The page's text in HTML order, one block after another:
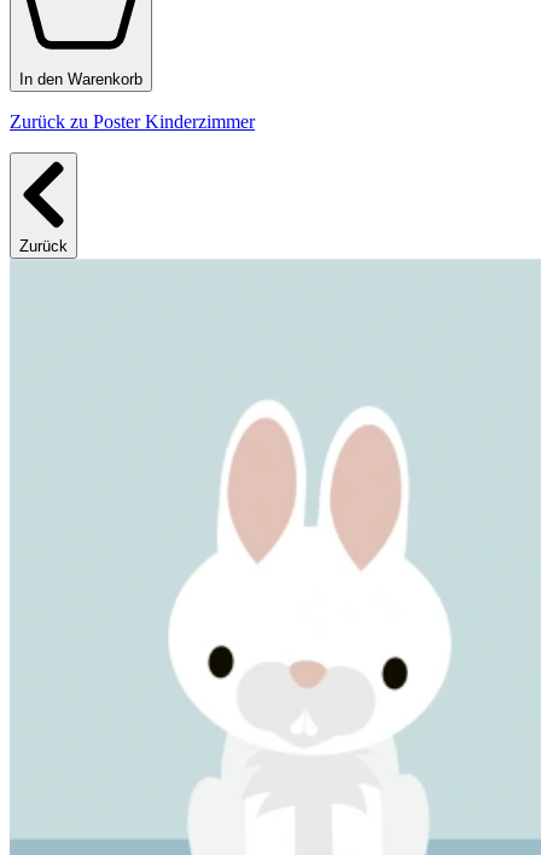
In den Warenkorb
Zurück zu Poster Kinderzimmer
Zurück